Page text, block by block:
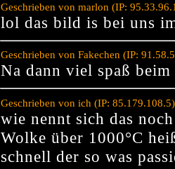
Geschrieben von marlon (IP:
lol das bild is bei uns
Geschrieben von Fakechen (IP:
Na dann viel spaß beim
Geschrieben von ich (IP:
wie nennt sich das
Wolke über 1000°C
schnell der so was